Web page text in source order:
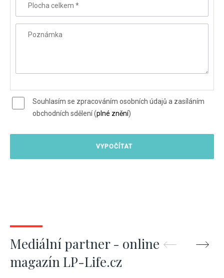
Souhlasím se zpracováním osobních údajů a zasíláním
obchodních sdělení (plné znění)
Mediální partner - online
magazín LP-Life.cz